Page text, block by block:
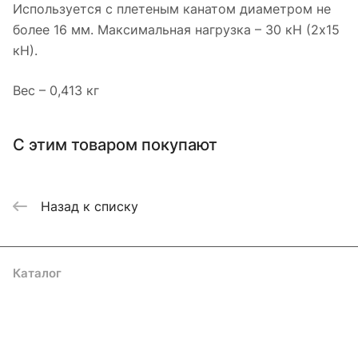
Используется с плетеным канатом диаметром не
более 16 мм. Максимальная нагрузка – 30 кН (2х15
кН).
Вес – 0,413 кг
С этим товаром покупают
Назад к списку
Каталог